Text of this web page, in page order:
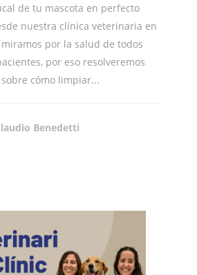
de tu mascota en perfecto
nuestra clínica veterinaria en
por la salud de todos
por eso resolveremos
cómo limpiar...
Benedetti